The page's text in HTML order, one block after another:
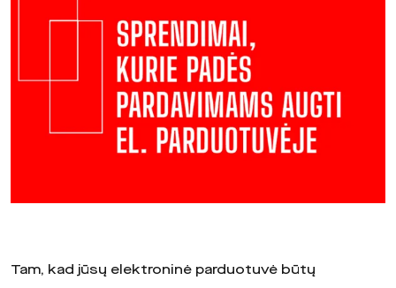
Tam, kad jūsų elektroninė parduotuvė būtų